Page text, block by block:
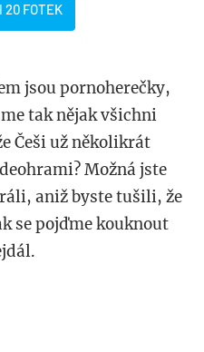
20 FOTEK
jsou pornoherečky,
tak nějak všichni
Češi už několikrát
Možná jste
aniž byste tušili, že
se pojďme kouknout